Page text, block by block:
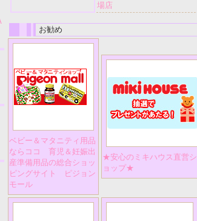
場店
お勧め
ベビー＆マタニティ用品
ならココ 育児＆妊娠出
産準備用品の総合ショッ
ピングサイト ピジョン
モール
★安心のミキハウス直営シ
ョップ★